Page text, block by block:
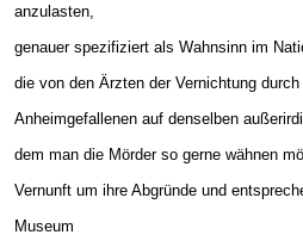
anzulasten,
genauer spezifiziert als Wahnsinn im
die von den Ärzten der Vernichtung
Anheimgefallenen auf denselben
dem man die Mörder so gerne wähnen
Vernunft um ihre Abgründe und
Museum